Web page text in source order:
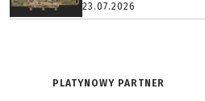
23.07.2026
PLATYNOWY PARTNER